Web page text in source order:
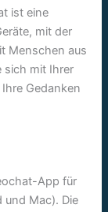
ist eine
mit der
Menschen aus
sich mit Ihrer
Gedanken
App für
und Mac). Die